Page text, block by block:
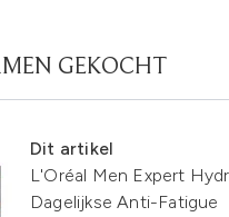
GEKOCHT
Dit artikel
L'Oréal Men Expert
Dagelijkse Anti-Fatigue